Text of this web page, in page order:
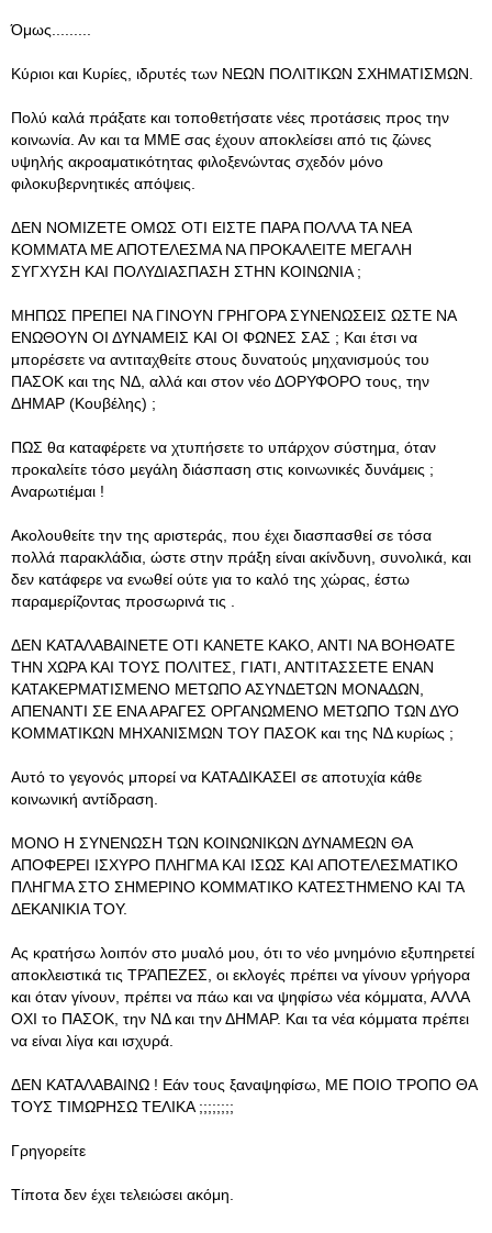
Όμως.........
Κύριοι και Κυρίες, ιδρυτές των ΝΕΩΝ ΠΟΛΙΤΙΚΩΝ ΣΧΗΜΑΤΙΣΜΩΝ.
Πολύ καλά πράξατε και τοποθετήσατε νέες προτάσεις προς την
κοινωνία. Αν και τα ΜΜΕ σας έχουν αποκλείσει από τις ζώνες
υψηλής ακροαματικότητας φιλοξενώντας σχεδόν μόνο
φιλοκυβερνητικές απόψεις.
ΔΕΝ ΝΟΜΙΖΕΤΕ ΟΜΩΣ ΟΤΙ ΕΙΣΤΕ ΠΑΡΑ ΠΟΛΛΑ ΤΑ ΝΕΑ
ΚΟΜΜΑΤΑ ΜΕ ΑΠΟΤΕΛΕΣΜΑ ΝΑ ΠΡΟΚΑΛΕΙΤΕ ΜΕΓΑΛΗ
ΣΥΓΧΥΣΗ ΚΑΙ ΠΟΛΥΔΙΑΣΠΑΣΗ ΣΤΗΝ ΚΟΙΝΩΝΙΑ ;
ΜΗΠΩΣ ΠΡΕΠΕΙ ΝΑ ΓΙΝΟΥΝ ΓΡΗΓΟΡΑ ΣΥΝΕΝΩΣΕΙΣ ΩΣΤΕ ΝΑ
ΕΝΩΘΟΥΝ ΟΙ ΔΥΝΑΜΕΙΣ ΚΑΙ ΟΙ ΦΩΝΕΣ ΣΑΣ ; Και έτσι να
μπορέσετε να αντιταχθείτε στους δυνατούς μηχανισμούς του
ΠΑΣΟΚ και της ΝΔ, αλλά και στον νέο ΔΟΡΥΦΟΡΟ τους, την
ΔΗΜΑΡ (Κουβέλης) ;
ΠΩΣ θα καταφέρετε να χτυπήσετε το υπάρχον σύστημα, όταν
προκαλείτε τόσο μεγάλη διάσπαση στις κοινωνικές δυνάμεις ;
Αναρωτιέμαι !
Ακολουθείτε την της αριστεράς, που έχει διασπασθεί σε τόσα
πολλά παρακλάδια, ώστε στην πράξη είναι ακίνδυνη, συνολικά, και
δεν κατάφερε να ενωθεί ούτε για το καλό της χώρας, έστω
παραμερίζοντας προσωρινά τις .
ΔΕΝ ΚΑΤΑΛΑΒΑΙΝΕΤΕ ΟΤΙ ΚΑΝΕΤΕ ΚΑΚΟ, ΑΝΤΙ ΝΑ ΒΟΗΘΑΤΕ
ΤΗΝ ΧΩΡΑ ΚΑΙ ΤΟΥΣ ΠΟΛΙΤΕΣ, ΓΙΑΤΙ, ΑΝΤΙΤΑΣΣΕΤΕ ΕΝΑΝ
ΚΑΤΑΚΕΡΜΑΤΙΣΜΕΝΟ ΜΕΤΩΠΟ ΑΣΥΝΔΕΤΩΝ ΜΟΝΑΔΩΝ,
ΑΠΕΝΑΝΤΙ ΣΕ ΕΝΑ ΑΡΑΓΕΣ ΟΡΓΑΝΩΜΕΝΟ ΜΕΤΩΠΟ ΤΩΝ ΔΥΟ
ΚΟΜΜΑΤΙΚΩΝ ΜΗΧΑΝΙΣΜΩΝ ΤΟΥ ΠΑΣΟΚ και της ΝΔ κυρίως ;
Αυτό το γεγονός μπορεί να ΚΑΤΑΔΙΚΑΣΕΙ σε αποτυχία κάθε
κοινωνική αντίδραση.
ΜΟΝΟ Η ΣΥΝΕΝΩΣΗ ΤΩΝ ΚΟΙΝΩΝΙΚΩΝ ΔΥΝΑΜΕΩΝ ΘΑ
ΑΠΟΦΕΡΕΙ ΙΣΧΥΡΟ ΠΛΗΓΜΑ ΚΑΙ ΙΣΩΣ ΚΑΙ ΑΠΟΤΕΛΕΣΜΑΤΙΚΟ
ΠΛΗΓΜΑ ΣΤΟ ΣΗΜΕΡΙΝΟ ΚΟΜΜΑΤΙΚΟ ΚΑΤΕΣΤΗΜΕΝΟ ΚΑΙ ΤΑ
ΔΕΚΑΝΙΚΙΑ ΤΟΥ.
Ας κρατήσω λοιπόν στο μυαλό μου, ότι το νέο μνημόνιο εξυπηρετεί
αποκλειστικά τις ΤΡΆΠΕΖΕΣ, οι εκλογές πρέπει να γίνουν γρήγορα
και όταν γίνουν, πρέπει να πάω και να ψηφίσω νέα κόμματα, ΑΛΛΑ
ΟΧΙ το ΠΑΣΟΚ, την ΝΔ και την ΔΗΜΑΡ. Και τα νέα κόμματα πρέπει
να είναι λίγα και ισχυρά.
ΔΕΝ ΚΑΤΑΛΑΒΑΙΝΩ ! Εάν τους ξαναψηφίσω, ΜΕ ΠΟΙΟ ΤΡΟΠΟ ΘΑ
ΤΟΥΣ ΤΙΜΩΡΗΣΩ ΤΕΛΙΚΑ ;;;;;;;;
Γρηγορείτε
Τίποτα δεν έχει τελειώσει ακόμη.